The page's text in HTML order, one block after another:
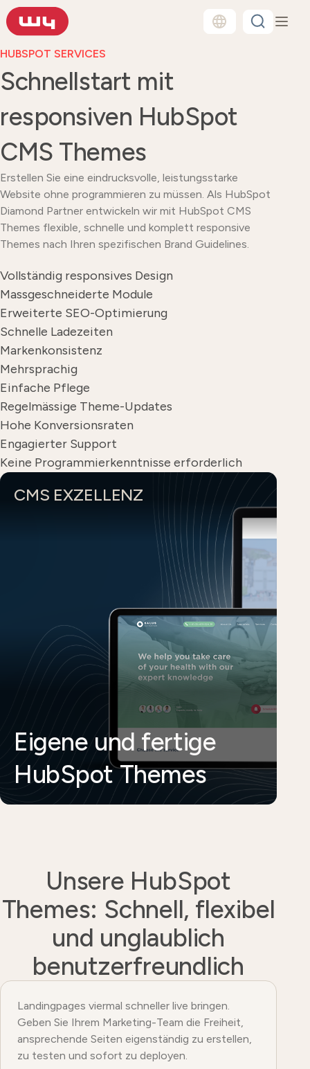
HUBSPOT SERVICES
Schnellstart mit
responsiven HubSpot
CMS Themes
Erstellen Sie eine eindrucksvolle, leistungsstarke
Website ohne programmieren zu müssen. Als HubSpot
Diamond Partner entwickeln wir mit HubSpot CMS
Themes flexible, schnelle und komplett responsive
Themes nach Ihren spezifischen Brand Guidelines.
Vollständig responsives Design
Massgeschneiderte Module
Erweiterte SEO-Optimierung
Schnelle Ladezeiten
Markenkonsistenz
Mehrsprachig
Einfache Pflege
Regelmässige Theme-Updates
Hohe Konversionsraten
Engagierter Support
Keine Programmierkenntnisse erforderlich
CMS EXZELLENZ
Eigene und fertige
HubSpot Themes
Unsere HubSpot
Themes: Schnell, flexibel
und unglaublich
benutzerfreundlich
Landingpages viermal schneller live bringen.
Geben Sie Ihrem Marketing-Team die Freiheit,
ansprechende Seiten eigenständig zu erstellen,
zu testen und sofort zu deployen.